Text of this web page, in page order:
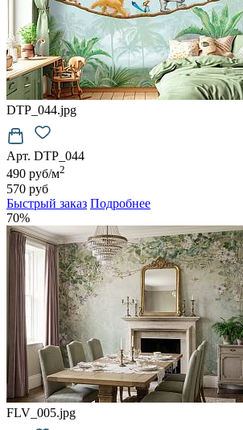
DTP_044.jpg
Арт. DTP_044
490 руб/м2
570 руб
Быстрый заказ Подробнее
70%
FLV_005.jpg